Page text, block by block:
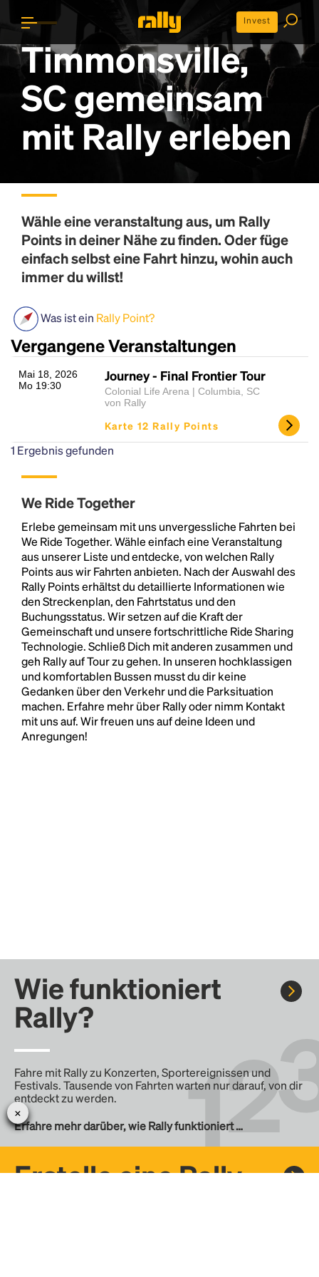
Invest
Timmonsville,
SC gemeinsam
mit Rally erleben
Wähle eine veranstaltung aus, um Rally
Pointsin deiner Nähe zu finden. Oder füge
einfach selbst eine Fahrt hinzu, wohin auch
immer du willst!
Was ist ein Rally Point?
Vergangene Veranstaltungen
Mai 18, 2026
Mo 19:30
Journey - Final Frontier Tour
Colonial Life Arena | Columbia, SC
von Rally
Karte 12 Rally Points
1 Ergebnis gefunden
We Ride Together
Erlebe gemeinsam mit uns unvergessliche Fahrten bei
We Ride Together. Wähle einfach eine Veranstaltung
aus unserer Liste und entdecke, von welchen Rally
Points aus wir Fahrten anbieten. Nach der Auswahl des
Rally Points erhältst du detaillierte Informationen wie
den Streckenplan, den Fahrtstatus und den
Buchungsstatus. Wir setzen auf die Kraft der
Gemeinschaft und unsere fortschrittliche Ride Sharing
Technologie. Schließ Dich mit anderen zusammen und
geh Rally auf Tour zu gehen. In unseren hochklassigen
und komfortablen Bussen musst du dir keine
Gedanken über den Verkehr und die Parksituation
machen. Erfahre mehr über Rally oder nimm Kontakt
mit uns auf. Wir freuen uns auf deine Ideen und
Anregungen!
Wie funktioniert
Rally?
Fahre mit Rally zu Konzerten, Sportereignissen und
Festivals. Tausende von Fahrten warten nur darauf, von dir
entdeckt zu werden.
Erfahre mehr darüber, wie Rally funktioniert …
Erstelle eine Rally
Lorem Ipsum is simply dummy text of the printing
and typesetting industry.Lorem Ipsum has been the
industry's standarddummy text ever since the
1500s, when an unknown printer took a galley of
type and scrambled it to make a type specimen
book. It has survived not only five centuries, but also
the leap into electronic typesetting, remaining
essentially unchanged.